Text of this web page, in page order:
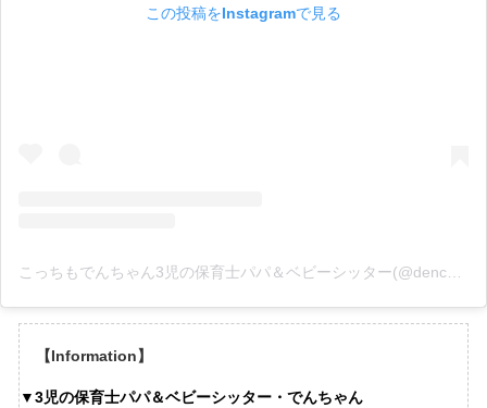
この投稿をInstagramで見る
こっちもでんちゃん3児の保育士パパ＆ベビーシッター(@denchan_family)がシェアした投稿
【Information】
▼3児の保育士パパ＆ベビーシッター・でんちゃん